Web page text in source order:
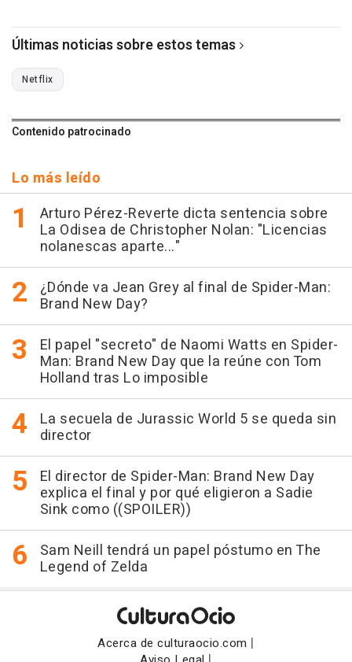
Últimas noticias sobre estos temas
Netflix
Contenido patrocinado
Lo más leído
Arturo Pérez-Reverte dicta sentencia sobre
La Odisea de Christopher Nolan: "Licencias
nolanescas aparte..."
¿Dónde va Jean Grey al final de Spider-Man:
Brand New Day?
El papel "secreto" de Naomi Watts en Spider-
Man: Brand New Day que la reúne con Tom
Holland tras Lo imposible
La secuela de Jurassic World 5 se queda sin
director
El director de Spider-Man: Brand New Day
explica el final y por qué eligieron a Sadie
Sink como ((SPOILER))
Sam Neill tendrá un papel póstumo en The
Legend of Zelda
Acerca de culturaocio.com |